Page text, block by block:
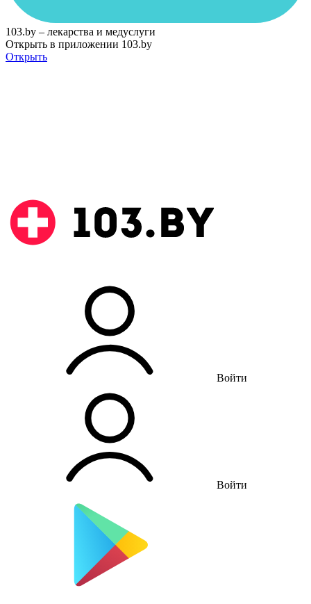
103.by – лекарства и медуслуги
Открыть в приложении 103.by
Открыть
Войти
Войти